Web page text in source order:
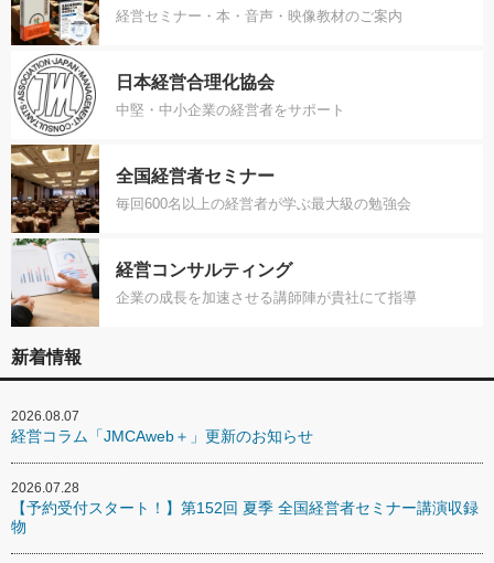
経営セミナー・本・音声・映像教材のご案内
日本経営合理化協会
中堅・中小企業の経営者をサポート
全国経営者セミナー
毎回600名以上の経営者が学ぶ最大級の勉強会
経営コンサルティング
企業の成長を加速させる講師陣が貴社にて指導
新着情報
2026.08.07
経営コラム「JMCAweb＋」更新のお知らせ
2026.07.28
【予約受付スタート！】第152回 夏季 全国経営者セミナー講演収録
物